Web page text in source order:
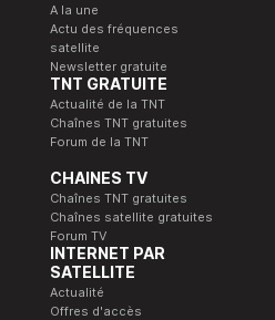
A la une
Actu des fréquences
satellite
Newsletter gratuite
TNT GRATUITE
Actualité de la TNT
Chaînes TNT gratuites
Forum de la TNT
CHAINES TV
Chaînes TNT gratuites
Chaînes satellite gratuites
Forum TV
INTERNET PAR
SATELLITE
Actualité
Offres d'accès